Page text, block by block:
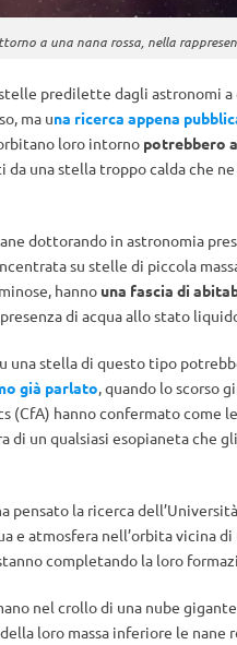
a una nana rossa, nella
predilette dagli astronomi
ma una ricerca appena
loro intornopotrebbero
una stella troppo calda che
dottorando in astronomia
su stelle di piccola
hanno una fascia di
di acqua allo stato
una stella di questo tipo
già parlato, quando lo scorso
(CfA) hanno confermato come
di un qualsiasi esopianeta che
pensato la ricerca
e atmosfera nell’orbita vicina
completando la loro
nel crollo di una nube
loro massa inferiore le